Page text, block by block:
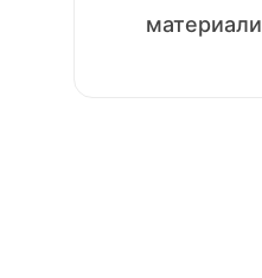
материали